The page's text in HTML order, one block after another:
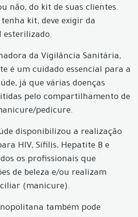
não, do kit de suas clientes.
kit, deve exigir da
da Vigilância Sanitária,
é um cuidado essencial para a
já que várias doenças
pelo compartilhamento de
pedicure.
disponibilizou a realização
HIV, Sífilis, Hepatite B e
os profissionais que
de beleza e/ou realizam
(manicure).
também pode